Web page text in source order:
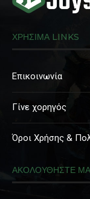
ΧΡΗΣΙΜΑ LINKS
Επικοινωνία
Γίνε χορηγός
Όροι Χρήσης &
ΑΚΟΛΟΥΘΗΣΤΕ